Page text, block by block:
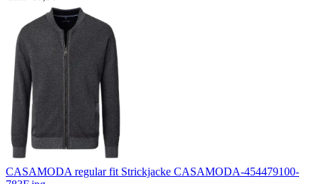
CASAMODA regular fit Strickjacke CASAMODA-454479100-